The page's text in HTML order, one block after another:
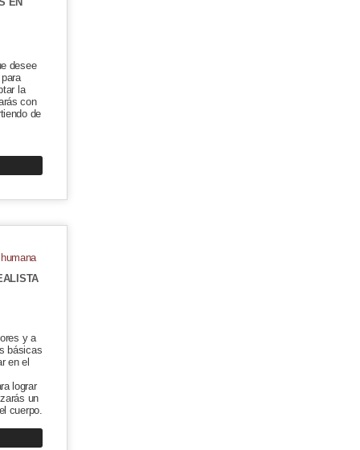
desee
la
con
de
y a
básicas
en el
lograr
un
cuerpo.